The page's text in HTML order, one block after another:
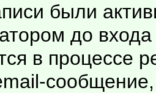
были
до
в процессе